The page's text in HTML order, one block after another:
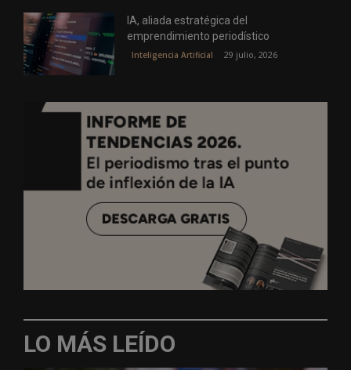
IA, aliada estratégica del
emprendimiento periodístico
Inteligencia Artificial 29 julio, 2026
LO MÁS LEÍDO